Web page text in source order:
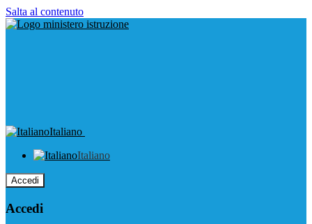
Salta al contenuto
Italiano
Italiano
Accedi
Accedi